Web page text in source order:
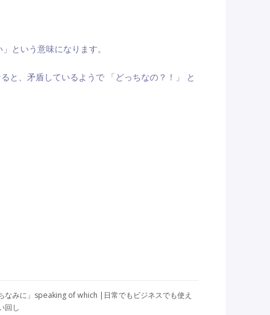
という意味になります。
と、矛盾しているようで 「どっちなの？！」 と
なみに」speaking of which |日常でもビジネスでも使え
回し